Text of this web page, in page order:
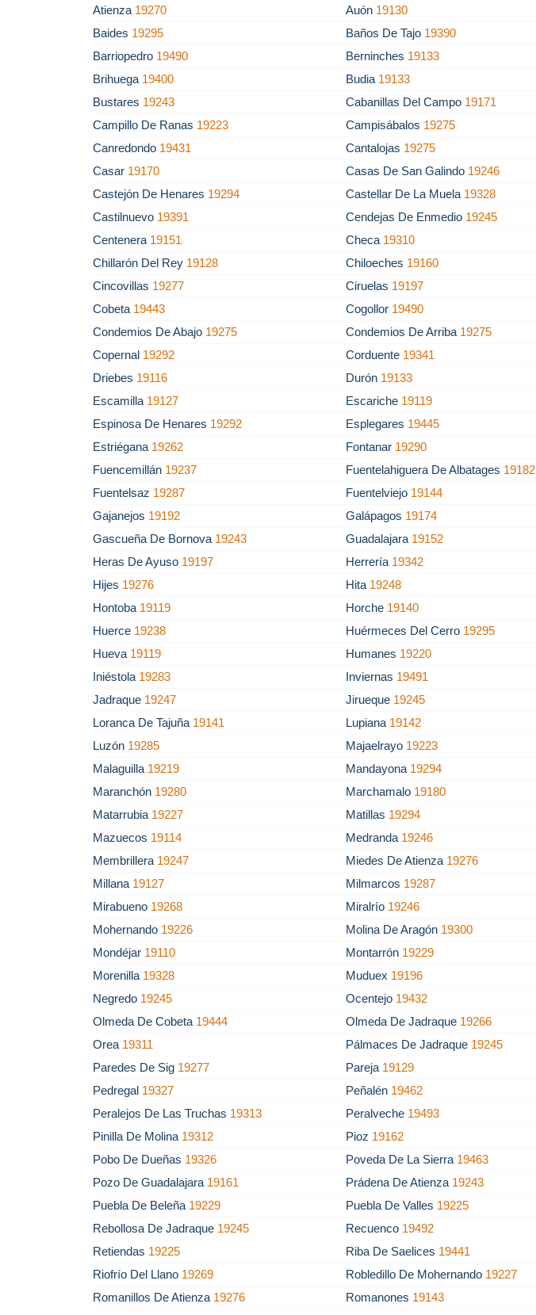
Atienza 19270 Auón 19130
Baides 19295 Baños De Tajo 19390
Barriopedro 19490 Berninches 19133
Brihuega 19400 Budia 19133
Bustares 19243 Cabanillas Del Campo 19171
Campillo De Ranas 19223 Campisábalos 19275
Canredondo 19431 Cantalojas 19275
Casar 19170 Casas De San Galindo 19246
Castejón De Henares 19294 Castellar De La Muela 19328
Castilnuevo 19391 Cendejas De Enmedio 19245
Centenera 19151 Checa 19310
Chillarón Del Rey 19128 Chiloeches 19160
Cincovillas 19277 Ciruelas 19197
Cobeta 19443 Cogollor 19490
Condemios De Abajo 19275 Condemios De Arriba 19275
Copernal 19292 Corduente 19341
Driebes 19116 Durón 19133
Escamilla 19127 Escariche 19119
Espinosa De Henares 19292 Esplegares 19445
Estriégana 19262 Fontanar 19290
Fuencemillán 19237 Fuentelahiguera De Albatages 19182
Fuentelsaz 19287 Fuentelviejo 19144
Gajanejos 19192 Galápagos 19174
Gascueña De Bornova 19243 Guadalajara 19152
Heras De Ayuso 19197 Herrería 19342
Hijes 19276 Hita 19248
Hontoba 19119 Horche 19140
Huerce 19238 Huérmeces Del Cerro 19295
Hueva 19119 Humanes 19220
Iniéstola 19283 Inviernas 19491
Jadraque 19247 Jirueque 19245
Loranca De Tajuña 19141 Lupiana 19142
Luzón 19285 Majaelrayo 19223
Malaguilla 19219 Mandayona 19294
Maranchón 19280 Marchamalo 19180
Matarrubia 19227 Matillas 19294
Mazuecos 19114 Medranda 19246
Membrillera 19247 Miedes De Atienza 19276
Millana 19127 Milmarcos 19287
Mirabueno 19268 Miralrío 19246
Mohernando 19226 Molina De Aragón 19300
Mondéjar 19110 Montarrón 19229
Morenilla 19328 Muduex 19196
Negredo 19245 Ocentejo 19432
Olmeda De Cobeta 19444 Olmeda De Jadraque 19266
Orea 19311 Pálmaces De Jadraque 19245
Paredes De Sig 19277 Pareja 19129
Pedregal 19327 Peñalén 19462
Peralejos De Las Truchas 19313 Peralveche 19493
Pinilla De Molina 19312 Pioz 19162
Pobo De Dueñas 19326 Poveda De La Sierra 19463
Pozo De Guadalajara 19161 Prádena De Atienza 19243
Puebla De Beleña 19229 Puebla De Valles 19225
Rebollosa De Jadraque 19245 Recuenco 19492
Retiendas 19225 Riba De Saelices 19441
Riofrío Del Llano 19269 Robledillo De Mohernando 19227
Romanillos De Atienza 19276 Romanones 19143